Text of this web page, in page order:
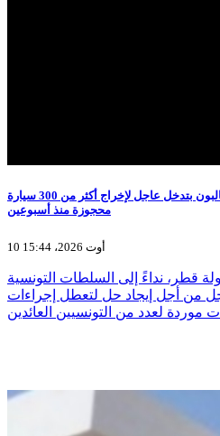
تونسيون عائدون من قطر يطالبون بتدخل عاجل لإخراج أكثر من 300 سيارة
محجوزة منذ أسبوعين
10 أوت 2026، 15:44
قطر، نداءً إلى السلطات التونسية
من أجل إيجاد حل لتعطل إجراءات